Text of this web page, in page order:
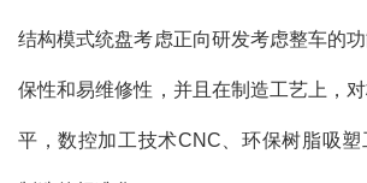
结构模式统盘考虑正向研发考虑整车的
保性和易维修性，并且在制造工艺上，
平，数控加工技术CNC、环保树脂吸